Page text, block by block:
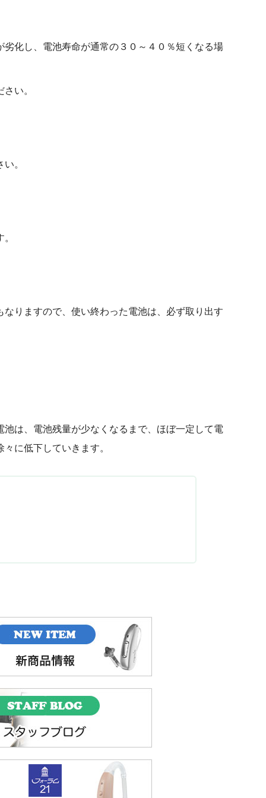
化し、電池寿命が通常の３０～４０％短くなる場
い。
。
りますので、使い終わった電池は、必ず取り出す
は、電池残量が少なくなるまで、ほぼ一定して電
に低下していきます。